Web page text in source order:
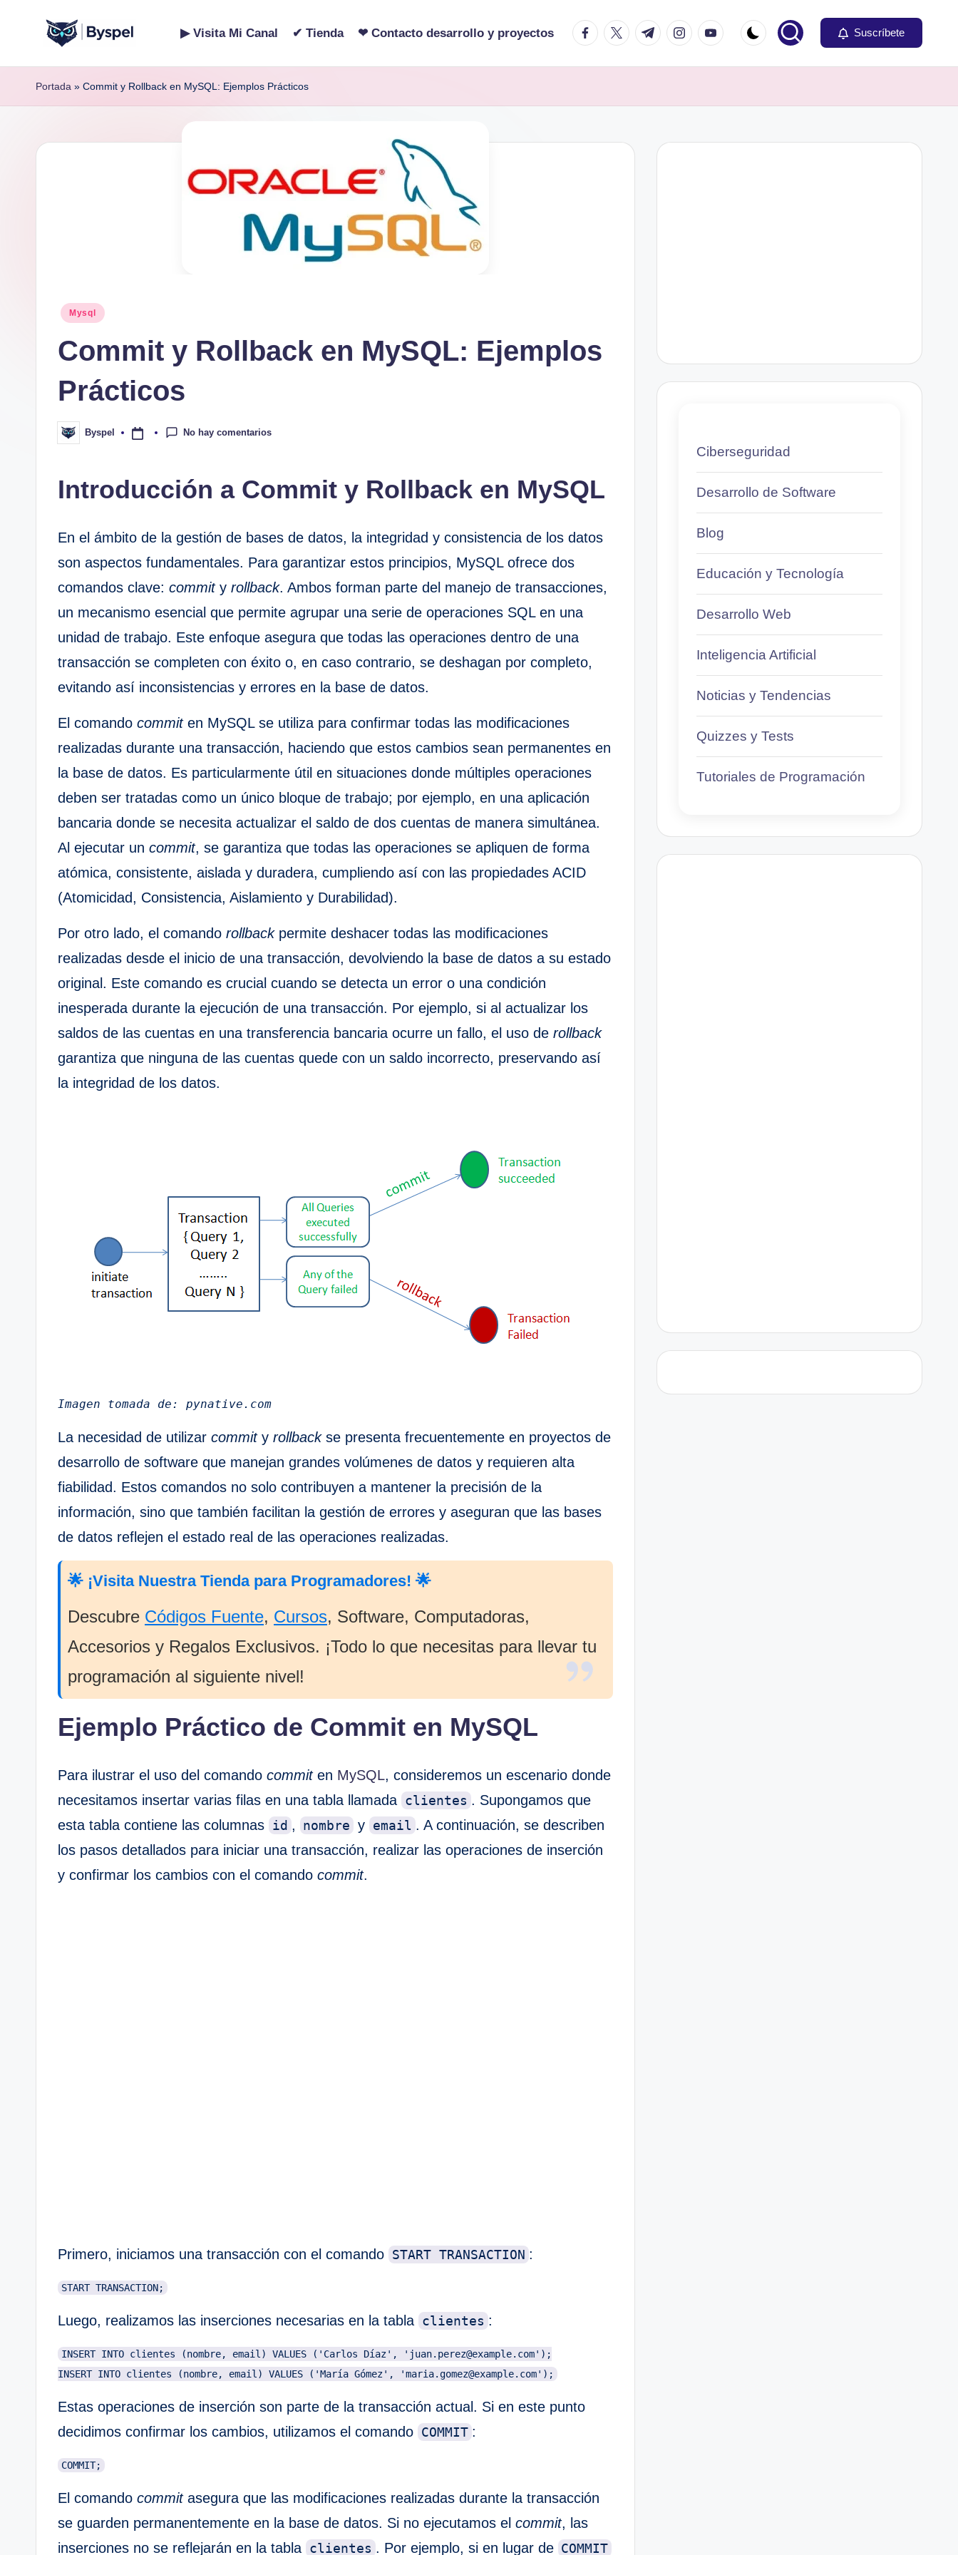
contenido
B
y
p
código
y
▶ Visita Mi Canal ✔ Tienda ❤ Contacto desarrollo y proyectos facebook.com
twitter.com
t.me instagram.com
youtube.com Suscríbete
Portada » Commit y Rollback en MySQL: Ejemplos Prácticos
Publicado
Mysql
Commit y Rollback en MySQL: Ejemplos
Prácticos
Publicado
por
Byspel No hay comentarios
Introducción a Commit y Rollback en MySQL
En el ámbito de la gestión de bases de datos, la integridad y consistencia de los datos
son aspectos fundamentales. Para garantizar estos principios, MySQL ofrece dos
comandos clave: commity rollback. Ambos forman parte del manejo de transacciones,
un mecanismo esencial que permite agrupar una serie de operaciones SQL en una
unidad de trabajo. Este enfoque asegura que todas las operaciones dentro de una
transacción se completen con éxito o, en caso contrario, se deshagan por completo,
evitando así inconsistencias y errores en la base de datos.
El comando commiten MySQL se utiliza para confirmar todas las modificaciones
realizadas durante una transacción, haciendo que estos cambios sean permanentes en
la base de datos. Es particularmente útil en situaciones donde múltiples operaciones
deben ser tratadas como un único bloque de trabajo; por ejemplo, en una aplicación
bancaria donde se necesita actualizar el saldo de dos cuentas de manera simultánea.
Al ejecutar un commit, se garantiza que todas las operaciones se apliquen de forma
atómica, consistente, aislada y duradera, cumpliendo así con las propiedades ACID
(Atomicidad, Consistencia, Aislamiento y Durabilidad).
Por otro lado, el comando rollbackpermite deshacer todas las modificaciones
realizadas desde el inicio de una transacción, devolviendo la base de datos a su estado
original. Este comando es crucial cuando se detecta un error o una condición
inesperada durante la ejecución de una transacción. Por ejemplo, si al actualizar los
saldos de las cuentas en una transferencia bancaria ocurre un fallo, el uso de rollback
garantiza que ninguna de las cuentas quede con un saldo incorrecto, preservando así
la integridad de los datos.
Imagen tomada de: pynative.com
La necesidad de utilizar commity rollbackse presenta frecuentemente en proyectos de
desarrollo de software que manejan grandes volúmenes de datos y requieren alta
fiabilidad. Estos comandos no solo contribuyen a mantener la precisión de la
información, sino que también facilitan la gestión de errores y aseguran que las bases
de datos reflejen el estado real de las operaciones realizadas.
🌟 ¡Visita Nuestra Tienda para Programadores! 🌟
Descubre Códigos Fuente, Cursos, Software, Computadoras,
Accesorios y Regalos Exclusivos. ¡Todo lo que necesitas para llevar tu
programación al siguiente nivel!
Ejemplo Práctico de Commit en MySQL
Para ilustrar el uso del comando commiten MySQL, consideremos un escenario donde
necesitamos insertar varias filas en una tabla llamada clientes . Supongamos que
esta tabla contiene las columnas id , nombre y email . A continuación, se describen
los pasos detallados para iniciar una transacción, realizar las operaciones de inserción
y confirmar los cambios con el comando commit.
Primero, iniciamos una transacción con el comando START TRANSACTION :
START TRANSACTION;
Luego, realizamos las inserciones necesarias en la tabla clientes :
INSERT INTO clientes (nombre, email) VALUES ('Carlos Díaz', 'juan.perez@example.com');
Estas operaciones de inserción son parte de la transacción actual. Si en este punto
decidimos confirmar los cambios, utilizamos el comando COMMIT :
COMMIT;
El comando commitasegura que las modificaciones realizadas durante la transacción
se guarden permanentemente en la base de datos. Si no ejecutamos el commit, las
inserciones no se reflejarán en la tabla clientes . Por ejemplo, si en lugar de COMMIT
Ciberseguridad
Desarrollo de Software
Blog
Educación y Tecnología
Desarrollo Web
Inteligencia Artificial
Noticias y Tendencias
Quizzes y Tests
Tutoriales de Programación